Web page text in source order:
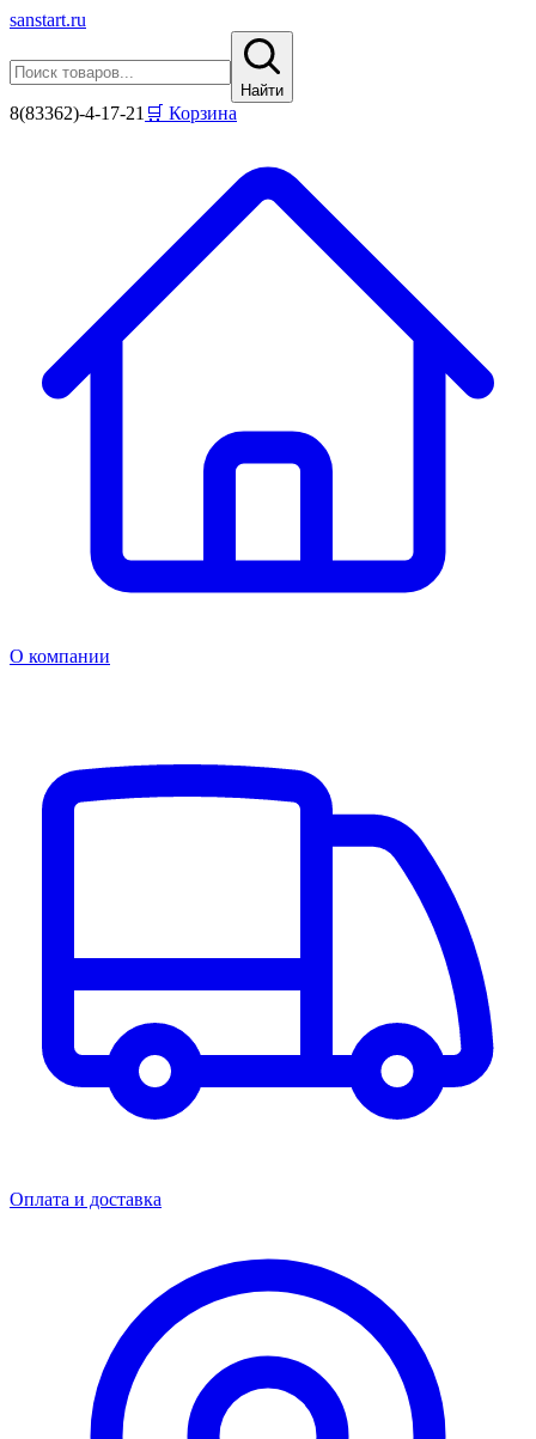
sanstart.ru
Найти
8(83362)-4-17-21 🛒 Корзина
О компании
Оплата и доставка